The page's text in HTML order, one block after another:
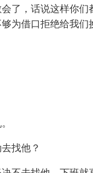
了，话说这样你
为借口拒绝给我们
找他？